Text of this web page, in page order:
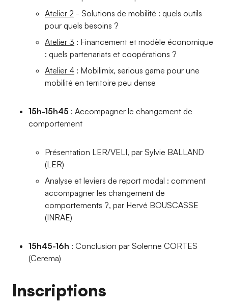
Atelier 2 - Solutions de mobilité : quels outils
pour quels besoins ?
Atelier 3 : Financement et modèle économique
: quels partenariats et coopérations ?
Atelier 4 : Mobilimix, serious game pour une
mobilité en territoire peu dense
15h-15h45 : Accompagner le changement de
comportement
Présentation LER/VELI, par Sylvie BALLAND
(LER)
Analyse et leviers de report modal : comment
accompagner les changement de
comportements ?, par Hervé BOUSCASSE
(INRAE)
15h45-16h : Conclusion par Solenne CORTES
(Cerema)
Inscriptions